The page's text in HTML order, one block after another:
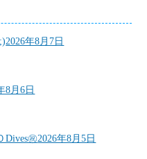
2026年8月7日
8月6日
Dives㊗2026年8月5日